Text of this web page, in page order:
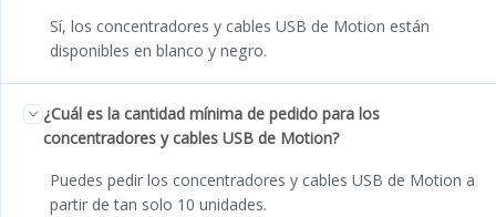
Sí, los concentradores y cables USB de Motion están
disponibles en blanco y negro.
¿Cuál es la cantidad mínima de pedido para los
concentradores y cables USB de Motion?
Puedes pedir los concentradores y cables USB de Motion a
partir de tan solo 10 unidades.